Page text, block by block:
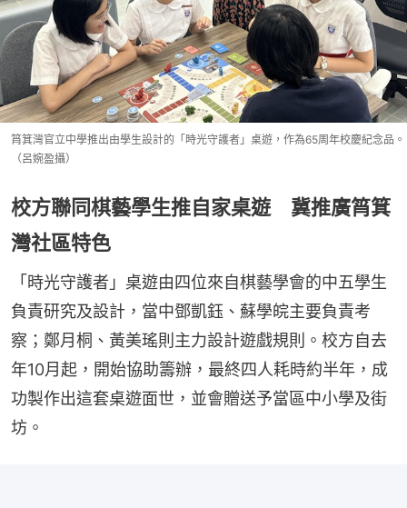
筲箕灣官立中學推出由學生設計的「時光守護者」桌遊，作為65周年校慶紀念品。
（呂婉盈攝）
校方聯同棋藝學生推自家桌遊 冀推廣筲箕
灣社區特色
「時光守護者」桌遊由四位來自棋藝學會的中五學生
負責研究及設計，當中鄧凱鈺、蘇學皖主要負責考
察；鄭月桐、黃美瑤則主力設計遊戲規則。校方自去
年10月起，開始協助籌辦，最終四人耗時約半年，成
功製作出這套桌遊面世，並會贈送予當區中小學及街
坊。